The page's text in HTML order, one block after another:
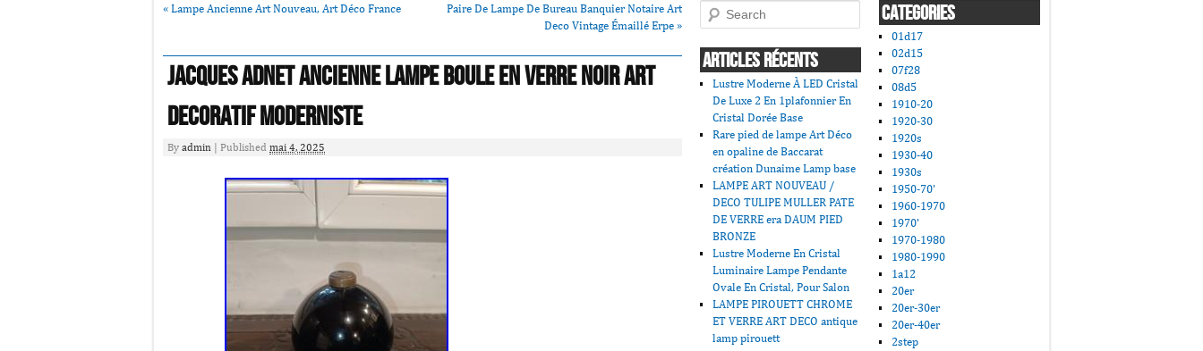
« Lampe Ancienne Art Nouveau, Art Déco France
Paire De Lampe De Bureau Banquier Notaire Art
Deco Vintage Émaillé Erpe »
Jacques Adnet Ancienne Lampe Boule En Verre Noir Art
Decoratif Moderniste
By admin Published mai 4, 2025
Search
ARTICLES RÉCENTS
Lustre Moderne À LED Cristal
De Luxe 2 En 1plafonnier En
Cristal Dorée Base
Rare pied de lampe Art Déco
en opaline de Baccarat
création Dunaime Lamp base
LAMPE ART NOUVEAU /
DECO TULIPE MULLER PATE
DE VERRE era DAUM PIED
BRONZE
Lustre Moderne En Cristal
Luminaire Lampe Pendante
Ovale En Cristal, Pour Salon
LAMPE PIROUETT CHROME
ET VERRE ART DECO antique
lamp pirouett
CATEGORIES
01d17
02d15
07f28
08d5
1910-20
1920-30
1920s
1930-40
1930s
1950-70'
1960-1970
1970'
1970-1980
1980-1990
1a12
20er
20er-30er
20er-40er
2step